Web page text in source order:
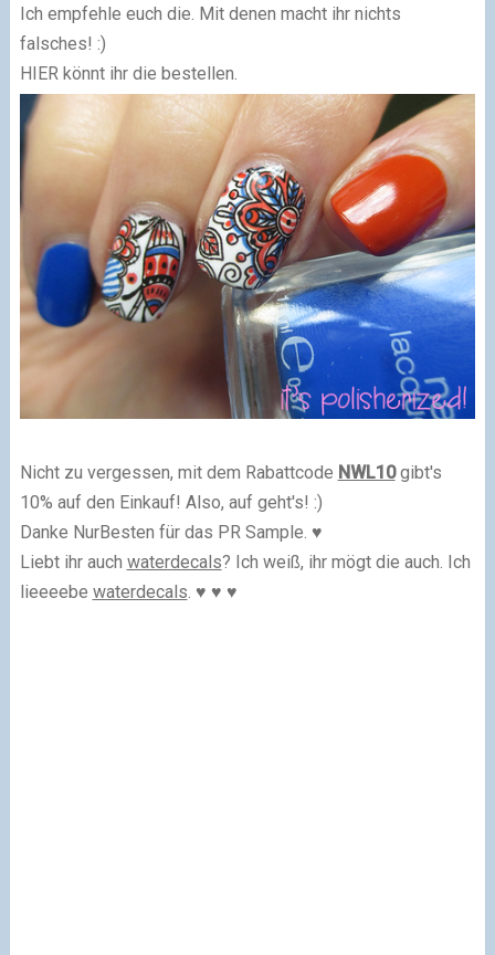
Ich empfehle euch die. Mit denen macht ihr nichts
falsches! :)
HIER könnt ihr die bestellen.
Nicht zu vergessen, mit dem Rabattcode NWL10gibt's
10% auf den Einkauf! Also, auf geht's! :)
Danke NurBesten für das PR Sample. ♥
Liebt ihr auch waterdecals? Ich weiß, ihr mögt die auch. Ich
lieeeebe waterdecals. ♥ ♥ ♥